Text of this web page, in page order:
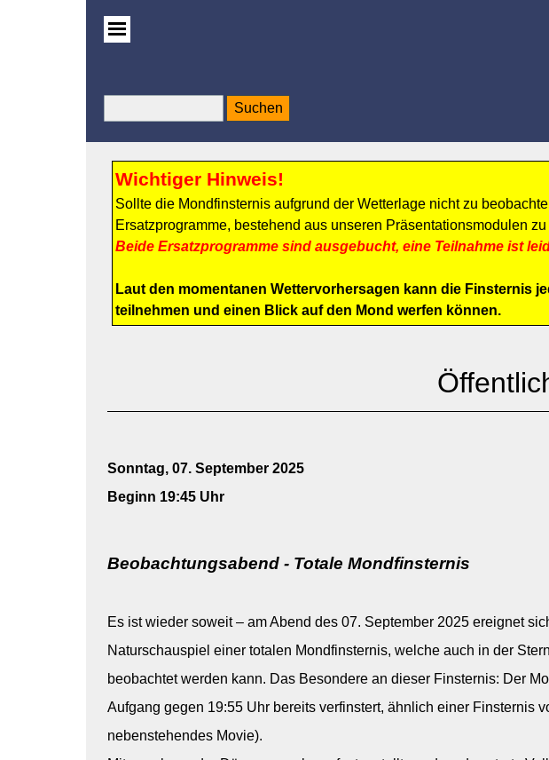
Suchen
Wichtiger Hinweis!
Sollte die Mondfinsternis aufgrund der Wetterlage nicht zu
Ersatzprogramme, bestehend aus unseren Präsentationsmodulen
Beide Ersatzprogramme sind ausgebucht, eine Teilnahme ist
Laut den momentanen Wettervorhersagen kann die Finsternis
teilnehmen und einen Blick auf den Mond werfen können.
Sonntag, 07. September 2025
Beginn 19:45 Uhr
Beobachtungsabend - Totale Mondfinsternis
Es ist wieder soweit – am Abend des 07. September 2025 ereignet
Naturschauspiel einer totalen Mondfinsternis, welche auch in der
beobachtet werden kann. Das Besondere an dieser Finsternis: Der
Aufgang gegen 19:55 Uhr bereits verfinstert, ähnlich einer Finsternis
nebenstehendes Movie).